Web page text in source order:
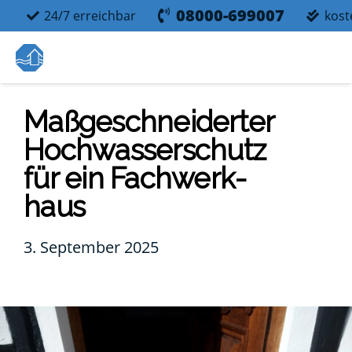
24/7 erreichbar 08000-699007
Maß­ge­schnei­der­ter
Hoch­was­ser­schutz
für ein Fach­werk­
haus
3. September 2025